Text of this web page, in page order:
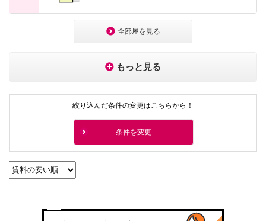
全部屋を見る
もっと見る
絞り込んだ条件の変更はこちらから！
条件を変更